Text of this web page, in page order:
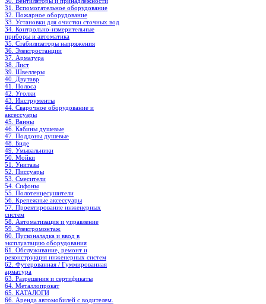
31. Вспомогательное оборудование
32. Пожарное оборудование
33. Установки для очистки сточных вод
34. Контрольно-измерительные
приборы и автоматика
35. Стабилизаторы напряжения
36. Электростанции
37. Арматура
38. Лист
39. Швеллеры
40. Двутавр
41. Полоса
42. Уголки
43. Инструменты
44. Сварочное оборудование и
аксессуары
45. Ванны
46. Кабины душевые
47. Поддоны душевые
48. Биде
49. Умывальники
50. Мойки
51. Унитазы
52. Писсуары
53. Смесители
54. Сифоны
55. Полотенцесушители
56. Крепежные аксессуары
57. Проектирование инженерных
систем
58. Автоматизация и управление
59. Электромонтаж
60. Пусконаладка и ввод в
эксплуатацию оборудования
61. Обслуживание, ремонт и
реконструкция инженерных систем
62. Футерованная / Гуммированная
арматура
63. Разрешения и сертификаты
64. Металлопрокат
65. КАТАЛОГИ
66. Аренда автомобилей с водителем.